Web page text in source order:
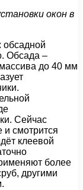
окон в
Обсада –
до 40 мм
Сейчас
и смотрится
клеевой
более
другими